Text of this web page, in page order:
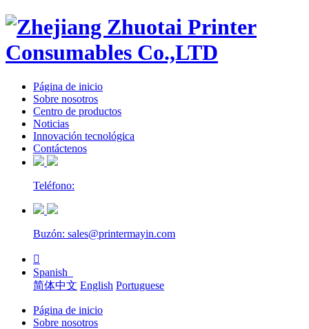
Página de inicio
Sobre nosotros
Centro de productos
Noticias
Innovación tecnológica
Contáctenos
Teléfono:
Buzón: sales@printermayin.com

Spanish
简体中文 English Portuguese
Página de inicio
Sobre nosotros